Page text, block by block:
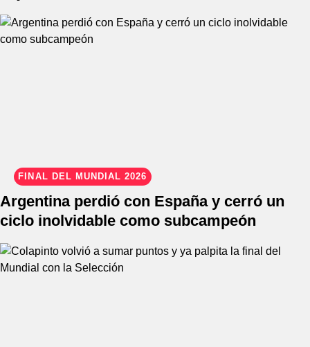
FINAL DEL MUNDIAL 2026
Argentina perdió con España y cerró un
ciclo inolvidable como subcampeón